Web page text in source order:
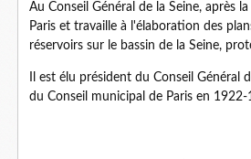
Au Conseil Général de la Seine, après
Paris et travaille à l'élaboration des
réservoirs sur le bassin de la Seine,
Il est élu président du Conseil
du Conseil municipal de Paris en 1922-